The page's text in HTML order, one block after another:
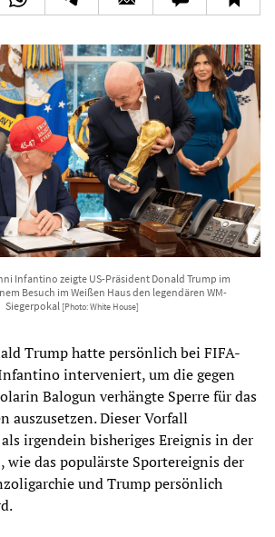
Infantino zeigte US-Präsident Donald Trump im
Besuch im Weißen Haus den legendären WM-
Siegerpokal [Photo: White House]
Trump hatte persönlich bei FIFA-
interveniert, um die gegen
Balogun verhängte Sperre für das
auszusetzen. Dieser Vorfall
irgendein bisheriges Ereignis in der
wie das populärste Sportereignis der
und Trump persönlich